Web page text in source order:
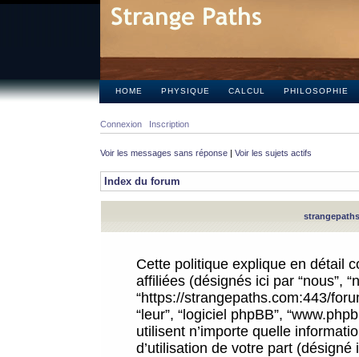
HOME PHYSIQUE CALCUL PHILOSOPHIE
Connexion Inscription
Voir les messages sans réponse | Voir les sujets actifs
Index du forum
Cette politique explique en détail
affiliées (désignés ici par “nous”,
“https://strangepaths.com:443/
“leur”, “logiciel phpBB”,
utilisent n’importe quelle
d’utilisation de votre part (désigné